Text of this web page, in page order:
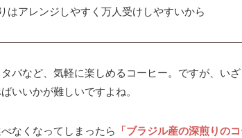
はアレンジしやすく万人受けしやすいから
バなど、気軽に楽しめるコーヒー。ですが、い
いいかが難しいですよね。
なくなってしまったら 「ブラジル産の深煎りの